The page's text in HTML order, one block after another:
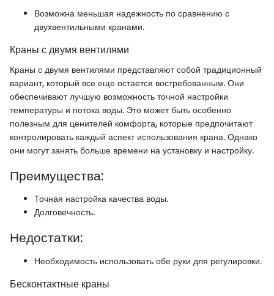
Возможна меньшая надежность по сравнению с
двухвентильными кранами.
Краны с двумя вентилями
Краны с двумя вентилями представляют собой традиционный
вариант, который все еще остается востребованным. Они
обеспечивают лучшую возможность точной настройки
температуры и потока воды. Это может быть особенно
полезным для ценителей комфорта, которые предпочитают
контролировать каждый аспект использования крана. Однако
они могут занять больше времени на установку и настройку.
Преимущества:
Точная настройка качества воды.
Долговечность.
Недостатки:
Необходимость использовать обе руки для регулировки.
Бесконтактные краны